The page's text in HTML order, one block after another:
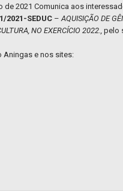
2021 Comunica aos
2021-SEDUC –AQUISIÇÃO DE
NO EXERCÍCIO 2022.,pelo
Aningas e nos sites: